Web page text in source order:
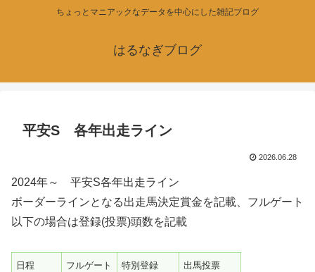
ちょっとマニアックなデータを中心にした雑記ブログ
はるなぎブログ
平安S 各年出走ライン
2026.06.28
2024年～ 平安S各年出走ライン
ボーダーラインとなる出走馬決定賞金を記載、フルゲート
以下の場合は登録(投票)頭数を記載
日程 フルゲート 特別登録 出馬投票